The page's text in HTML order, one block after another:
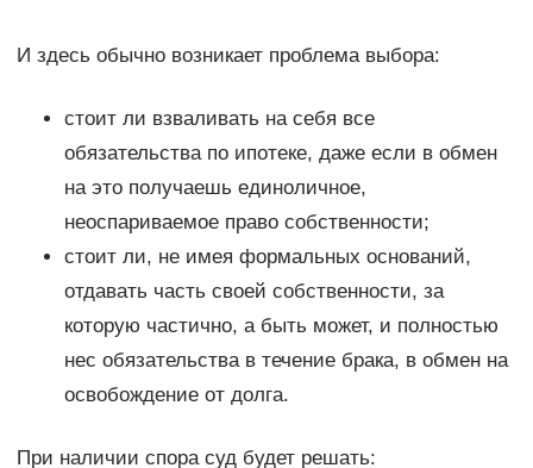
И здесь обычно возникает проблема выбора:
стоит ли взваливать на себя все
обязательства по ипотеке, даже если в обмен
на это получаешь единоличное,
неоспариваемое право собственности;
стоит ли, не имея формальных оснований,
отдавать часть своей собственности, за
которую частично, а быть может, и полностью
нес обязательства в течение брака, в обмен на
освобождение от долга.
При наличии спора суд будет решать: